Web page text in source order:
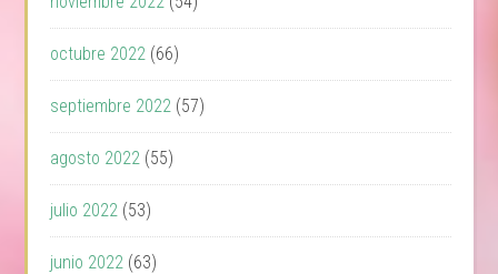
octubre 2022 (66)
septiembre 2022 (57)
agosto 2022 (55)
julio 2022 (53)
junio 2022 (63)